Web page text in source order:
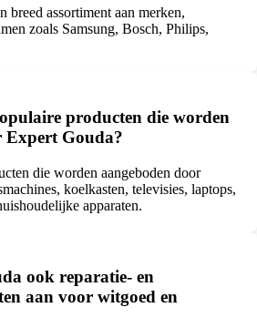
breed assortiment aan merken,
zoals Samsung, Bosch, Philips,
producten die worden
Expert Gouda?
die worden aangeboden door
koelkasten, televisies, laptops,
apparaten.
ook reparatie- en
aan voor witgoed en